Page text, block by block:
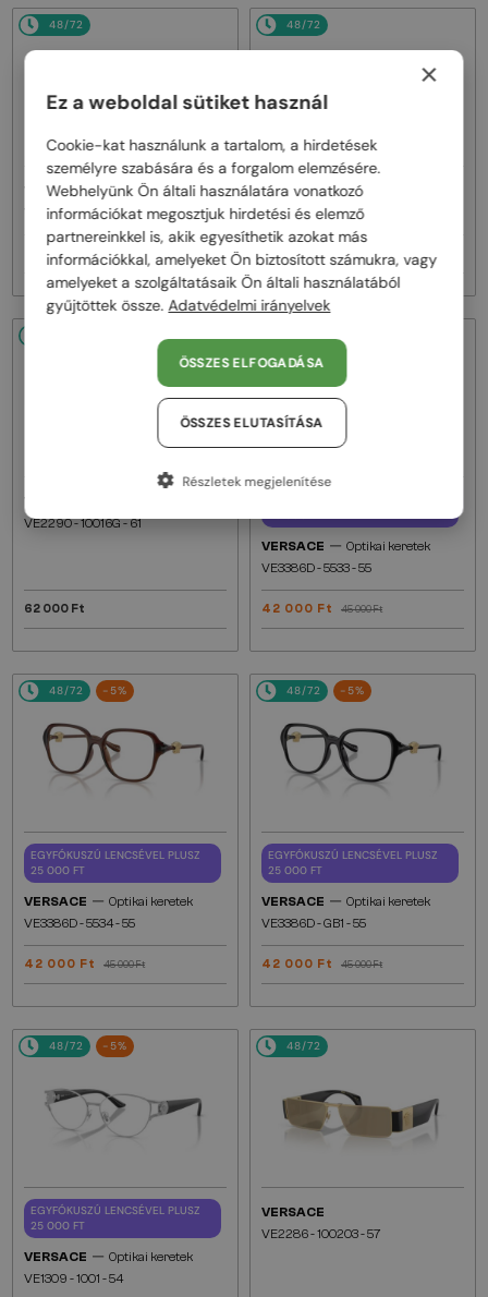
48/72
VERSACE—Napszemüvegek
VE2269 - 143387 - 62
74 000 Ft
48/72
VERSACE—Napszemüvegek
VE2269 - 10027E - 62
74 000 Ft
VERSACE
VE2290 - 10016G - 61
62 000 Ft
VERSACE — Optikai keretek
VE3386D - 5533 - 55
42 000 Ft 45 000 Ft
48/72 -5%
EGYFÓKUSZÚ LENCSÉVEL PLUSZ
25 000 FT
VERSACE — Optikai keretek
VE3386D - 5534 - 55
42 000 Ft 45 000 Ft
48/72 -5%
EGYFÓKUSZÚ LENCSÉVEL PLUSZ
25 000 FT
VERSACE — Optikai keretek
VE3386D - GB1 - 55
42 000 Ft 45 000 Ft
48/72 -5%
EGYFÓKUSZÚ LENCSÉVEL PLUSZ
25 000 FT
VERSACE — Optikai keretek
VE1309 - 1001 - 54
48/72
VERSACE
VE2286 - 100203 - 57
×
Ez a weboldal sütiket használ
Cookie-kat használunk a tartalom, a hirdetések
személyre szabására és a forgalom elemzésére.
Webhelyünk Ön általi használatára vonatkozó
információkat megosztjuk hirdetési és elemző
partnereinkkel is, akik egyesíthetik azokat más
információkkal, amelyeket Ön biztosított számukra, vagy
amelyeket a szolgáltatásaik Ön általi használatából
gyűjtöttek össze. Adatvédelmi irányelvek
ÖSSZES ELFOGADÁSA
ÖSSZES ELUTASÍTÁSA
Részletek megjelenítése